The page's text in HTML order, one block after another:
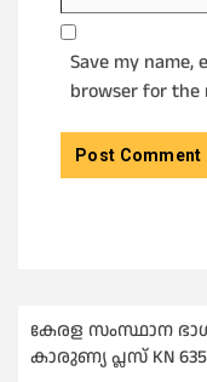
Save my name,
browser for the
കേരള സംസ്ഥാന
കാരുണ്യ പ്ലസ് KN